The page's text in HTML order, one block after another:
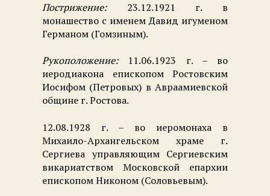
Пострижение:23.12.1921 г. в
монашество с именем Давид игуменом
Германом (Гомзиным).
Рукоположение: 11.06.1923 г. – во
иеродиакона епископом Ростовским
Иосифом (Петровых) в Авраамиевской
общине г. Ростова.
12.08.1928 г. – во иеромонаха в
Михаило-Архангельском храме г.
Сергиева управляющим Сергиевским
викариатством Московской епархии
епископом Никоном (Соловьевым).